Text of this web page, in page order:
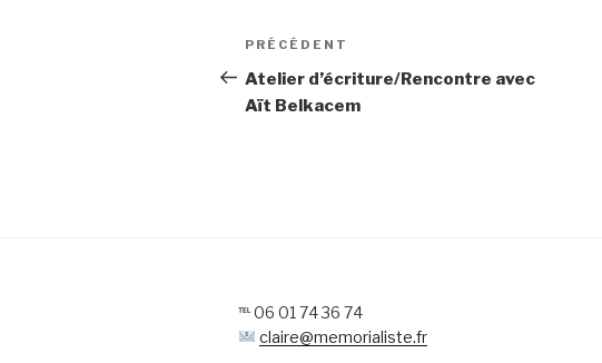
Navigation
de
l’article
Article
précédent
PRÉCÉDENT
Atelier d’écriture/Rencontre avec
Aït Belkacem
℡ 06 01 74 36 74
claire@memorialiste.fr